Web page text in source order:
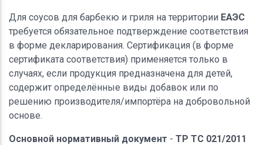
Для соусов для барбекю и гриля на территории ЕАЭС
требуется обязательное подтверждение соответствия
в форме декларирования. Сертификация (в форме
сертификата соответствия) применяется только в
случаях, если продукция предназначена для детей,
содержит определённые виды добавок или по
решению производителя/импортёра на добровольной
основе.
Основной нормативный документ - ТР ТС 021/2011